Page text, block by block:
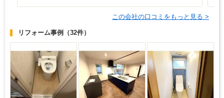
この会社の口コミをもっと見る >
リフォーム事例 （32件）